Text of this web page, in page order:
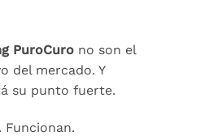
PuroCuro no son el
del mercado. Y
su punto fuerte.
Funcionan.